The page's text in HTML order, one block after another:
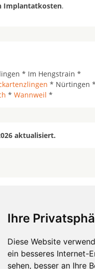
Ihre
Diese Website
ein besseres Internet-
sehen, besser an Ihre
Implantatkosten.
* Im Hengstrain *
* Nürtingen *
* Wannweil *
aktualisiert.
Zahnärzte in Städten
Zahnärzte in Stadtteilen